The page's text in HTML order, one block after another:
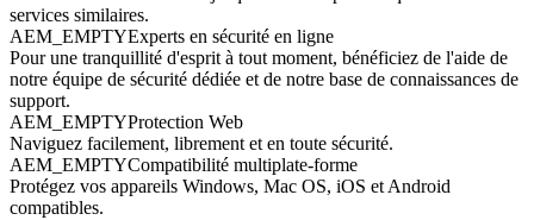
services similaires.
AEM_EMPTYExperts en sécurité en ligne
Pour une tranquillité d'esprit à tout moment, bénéficiez de l'aide de
notre équipe de sécurité dédiée et de notre base de connaissances de
support.
AEM_EMPTYProtection Web
Naviguez facilement, librement et en toute sécurité.
AEM_EMPTYCompatibilité multiplate-forme
Protégez vos appareils Windows, Mac OS, iOS et Android
compatibles.